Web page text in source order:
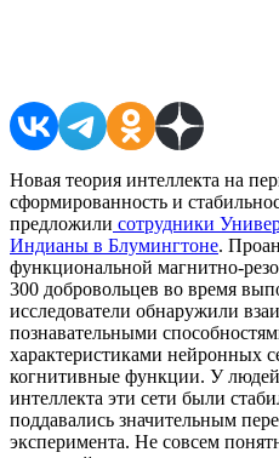
Новая теория интеллекта на
сформированность и
предложили сотрудники
Индианы в Блумингтоне.
функциональной магнитно-
300 добровольцев во время
исследователи обнаружили
познавательными
характеристиками нейронных
когнитивные функции. У
интеллекта эти сети были
поддавались значительным
эксперимента. Не совсем